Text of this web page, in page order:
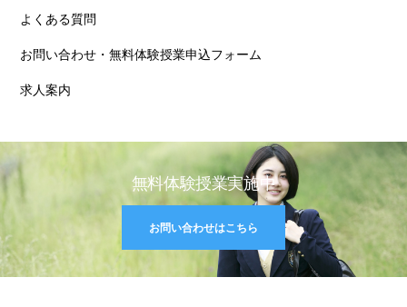
よくある質問
お問い合わせ・無料体験授業申込フォーム
求人案内
無料体験授業実施中
お問い合わせはこちら